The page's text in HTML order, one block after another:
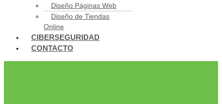
Diseño Páginas Web
Diseño de Tiendas
Online
CIBERSEGURIDAD
CONTACTO